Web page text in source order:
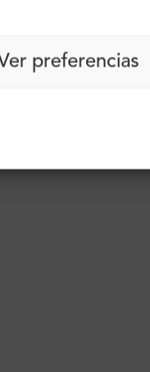
preferencias